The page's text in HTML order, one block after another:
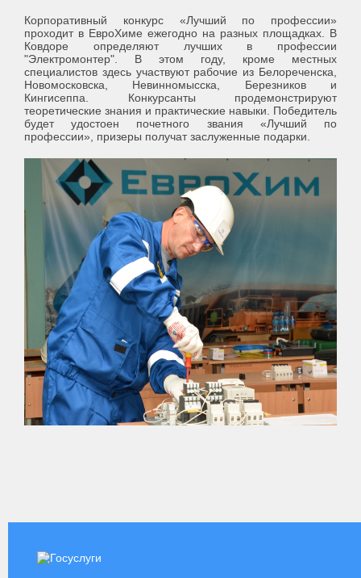
Корпоративный конкурс «Лучший по профессии»
проходит в ЕвроХиме ежегодно на разных площадках. В
Ковдоре определяют лучших в профессии
"Электромонтер". В этом году, кроме местных
специалистов здесь участвуют рабочие из Белореченска,
Новомосковска, Невинномысска, Березников и
Кингисеппа. Конкурсанты продемонстрируют
теоретические знания и практические навыки. Победитель
будет удостоен почетного звания «Лучший по
профессии», призеры получат заслуженные подарки.